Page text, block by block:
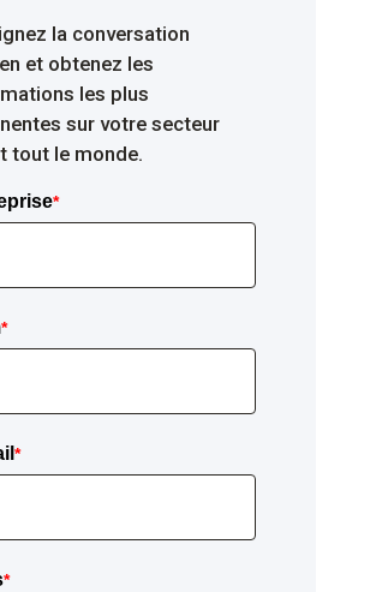
la conversation
et obtenez les
les plus
sur votre secteur
tout le monde.
*
*
*
*